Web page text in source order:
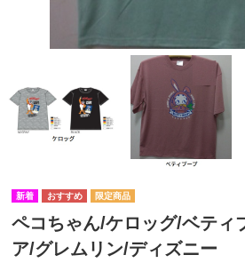
ペコちゃん/ケロッグ/ベティ
ア/グレムリン/ディズニー